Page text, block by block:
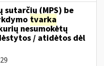
sutarčių (MPS) be
tvarka
nesumokėtų
/ atidėtos dėl